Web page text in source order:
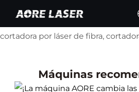
Demostración de
láser de fibra
Máquinas